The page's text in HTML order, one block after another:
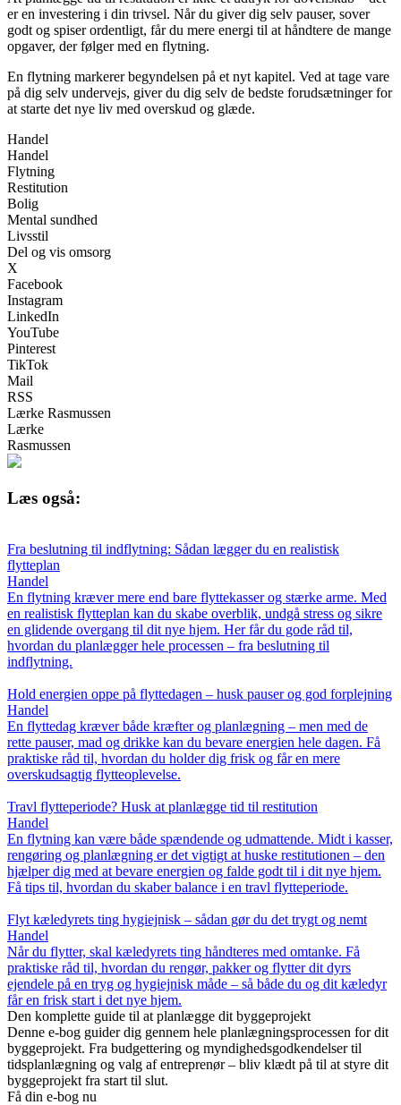
er en investering i din trivsel. Når du giver dig selv pauser, sover
godt og spiser ordentligt, får du mere energi til at håndtere de mange
opgaver, der følger med en flytning.
En flytning markerer begyndelsen på et nyt kapitel. Ved at tage vare
på dig selv undervejs, giver du dig selv de bedste forudsætninger for
at starte det nye liv med overskud og glæde.
Handel
Handel
Flytning
Restitution
Bolig
Mental sundhed
Livsstil
Del og vis omsorg
X
Facebook
Instagram
LinkedIn
YouTube
Pinterest
TikTok
Mail
RSS
Lærke Rasmussen
Lærke
Rasmussen
Læs også:
Fra beslutning til indflytning: Sådan lægger du en realistisk
flytteplan
Handel
En flytning kræver mere end bare flyttekasser og stærke arme. Med
en realistisk flytteplan kan du skabe overblik, undgå stress og sikre
en glidende overgang til dit nye hjem. Her får du gode råd til,
hvordan du planlægger hele processen – fra beslutning til
indflytning.
Hold energien oppe på flyttedagen – husk pauser og god forplejning
Handel
En flyttedag kræver både kræfter og planlægning – men med de
rette pauser, mad og drikke kan du bevare energien hele dagen. Få
praktiske råd til, hvordan du holder dig frisk og får en mere
overskudsagtig flytteoplevelse.
Travl flytteperiode? Husk at planlægge tid til restitution
Handel
En flytning kan være både spændende og udmattende. Midt i kasser,
rengøring og planlægning er det vigtigt at huske restitutionen – den
hjælper dig med at bevare energien og falde godt til i dit nye hjem.
Få tips til, hvordan du skaber balance i en travl flytteperiode.
Flyt kæledyrets ting hygiejnisk – sådan gør du det trygt og nemt
Handel
Når du flytter, skal kæledyrets ting håndteres med omtanke. Få
praktiske råd til, hvordan du rengør, pakker og flytter dit dyrs
ejendele på en tryg og hygiejnisk måde – så både du og dit kæledyr
får en frisk start i det nye hjem.
Den komplette guide til at planlægge dit byggeprojekt
Denne e-bog guider dig gennem hele planlægningsprocessen for dit
byggeprojekt. Fra budgettering og myndighedsgodkendelser til
tidsplanlægning og valg af entreprenør – bliv klædt på til at styre dit
byggeprojekt fra start til slut.
Få din e-bog nu